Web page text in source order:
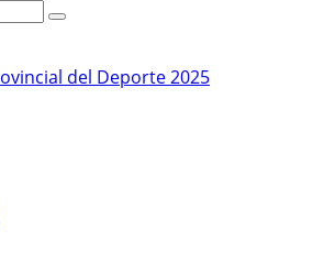
del Deporte 2025